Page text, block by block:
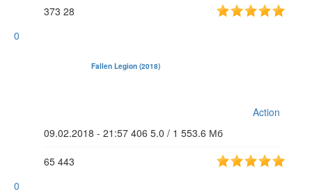
373 28
0
Fallen Legion (2018)
Action
09.02.2018 - 21:57 406 5.0 / 1 553.6 Мб
65 443
0